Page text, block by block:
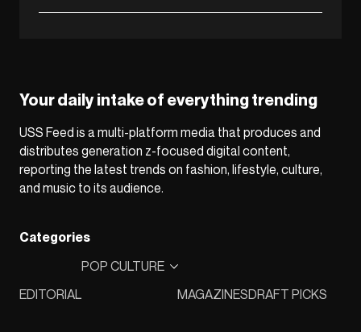
Your daily intake of everything trending
USS Feed is a multi-platform media that produces and
distributes generation z-focused digital content,
reporting the latest trends on fashion, lifestyle, culture,
and music to its audience.
Categories
EDITORIAL
POP CULTURE
MAGAZINESDRAFT PICKS